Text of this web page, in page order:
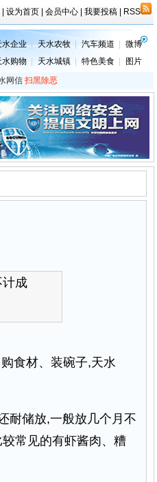
设为首页 会员中心 我要投稿 RSS
水企业 | 天水农牧 汽车频道
微博
水购物 天水城镇 特色美食
图片
网信 扫黑除恶
成
食材、装碗子,天水
耐储放,一般放几个月不
常见的有虾酱肉、糟